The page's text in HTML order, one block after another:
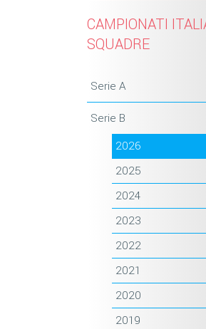
CAMPIONATI
SQUADRE
Serie A
Serie B
2026
2025
2024
2023
2022
2021
2020
2019